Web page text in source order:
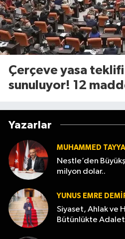
Çerçeve yasa teklifi
sunuluyor! 12
Yazarlar
MUHAMMED
Nestle’den
milyon dolar..
YUNUS EMRE
Siyaset, Ahlak ve
Bütünlükte